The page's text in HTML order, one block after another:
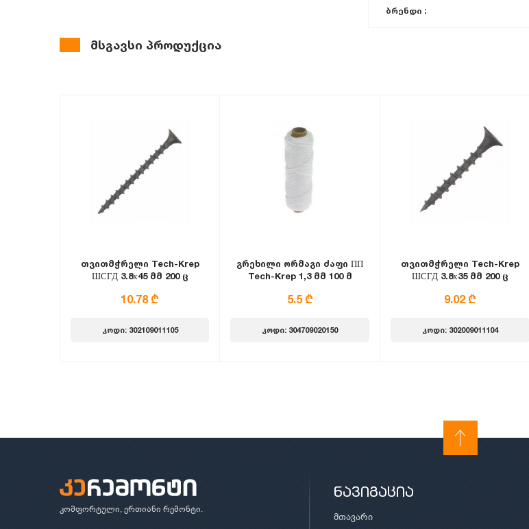
ბრენდი :
მსგავსი პროდუქცია
თვითმჭრელი Tech-Krep
ШСГД 3.8х45 მმ 200 ც
10.78 ₾
კოდი: 302109011105
გრეხილი ორმაგი ძაფი ПП
Tech-Krep 1,3 მმ 100 მ
5.5 ₾
კოდი: 304709020150
თვითმჭრელი Tech-Krep
ШСГД 3.8х35 მმ 200 ც
9.02 ₾
კოდი: 302009011104
კომფორტული, ერთიანი რემონტი.
ნავიგაცია
მთავარი